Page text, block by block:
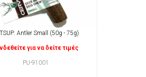
Antler Small (50g - 75g)
για να δείτε τιμές
PU-91001